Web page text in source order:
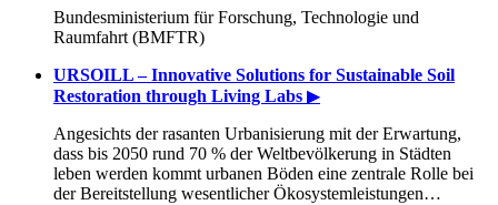
Bundesministerium für Forschung, Technologie und
Raumfahrt (BMFTR)
URSOILL – Innovative Solutions for Sustainable Soil
Restoration through Living Labs ▶
Angesichts der rasanten Urbanisierung mit der Erwartung,
dass bis 2050 rund 70 % der Weltbevölkerung in Städten
leben werden kommt urbanen Böden eine zentrale Rolle bei
der Bereitstellung wesentlicher Ökosystemleistungen…